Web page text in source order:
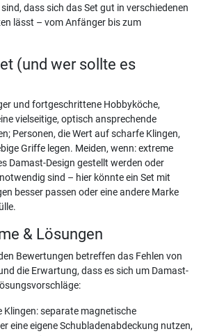
dass sich das Set gut in verschiedenen
lässt – vom Anfänger bis zum
(und wer sollte es
und fortgeschrittene Hobbyköche,
vielseitige, optisch ansprechende
Personen, die Wert auf scharfe Klingen,
Griffe legen. Meiden, wenn: extreme
Damast-Design gestellt werden oder
sind – hier könnte ein Set mit
besser passen oder eine andere Marke
& Lösungen
Bewertungen betreffen das Fehlen von
die Erwartung, dass es sich um Damast-
Klingen: separate magnetische
eine eigene Schubladenabdeckung nutzen,